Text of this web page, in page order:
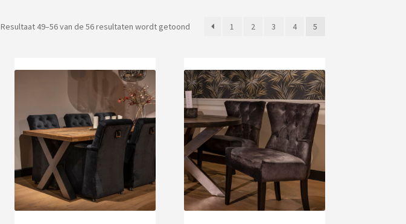
Resultaat 49–56 van de 56 resultaten wordt getoondGesorteerd1 2 3 4 5